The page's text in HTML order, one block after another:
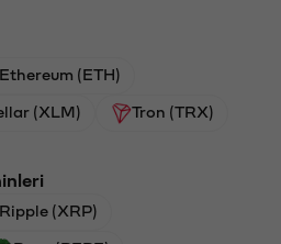
Ethereum (ETH)
(XLM) Tron (TRX)
Ripple (XRP)